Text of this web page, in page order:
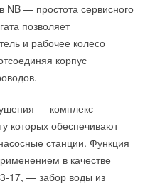
— простота сервисного
позволяет
и рабочее колесо
корпус
— комплекс
которых обеспечивают
станции. Функция
в качестве
17, — забор воды из